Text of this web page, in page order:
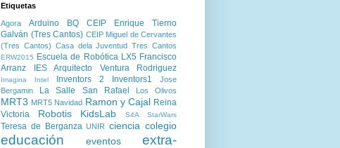
Etiquetas
Agora Arduino BQ
CEIP Enrique Tierno
Galván (Tres Cantos) CEIP Miguel de Cervantes
(Tres Cantos) Casa dela Juventud Tres Cantos
ERW2015 Escuela de Robótica LX5 Francisco
Arranz
IES Arquitecto Ventura Rodriguez
Imagina Intel Inventors 2 Inventors1
Jose
Bergamin
La Salle San Rafael Los Olivos
MRT3 MRT5 Navidad Ramon y Cajal Reina
Victoria
Robotis KidsLab S4A StarWars
Teresa de Berganza UNIR ciencia colegio
educación eventos
extra-